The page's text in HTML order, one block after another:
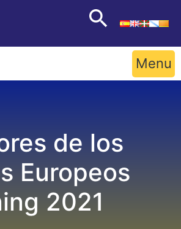
Menu
de los
Europeos
2021